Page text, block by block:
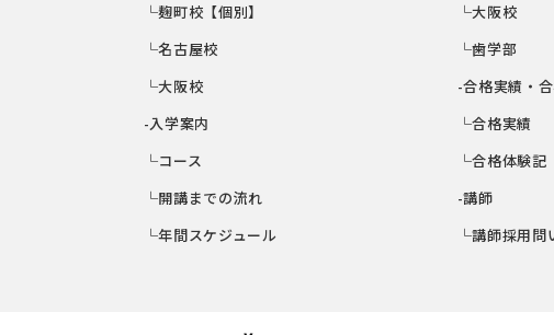
└麹町校【個別】
└名古屋校
└大阪校
-入学案内
└コース
└開講までの流れ
└年間スケジュール
└大阪校
└歯学部
-合格実績・
└合格実績
└合格体験記
-講師
└講師採用問